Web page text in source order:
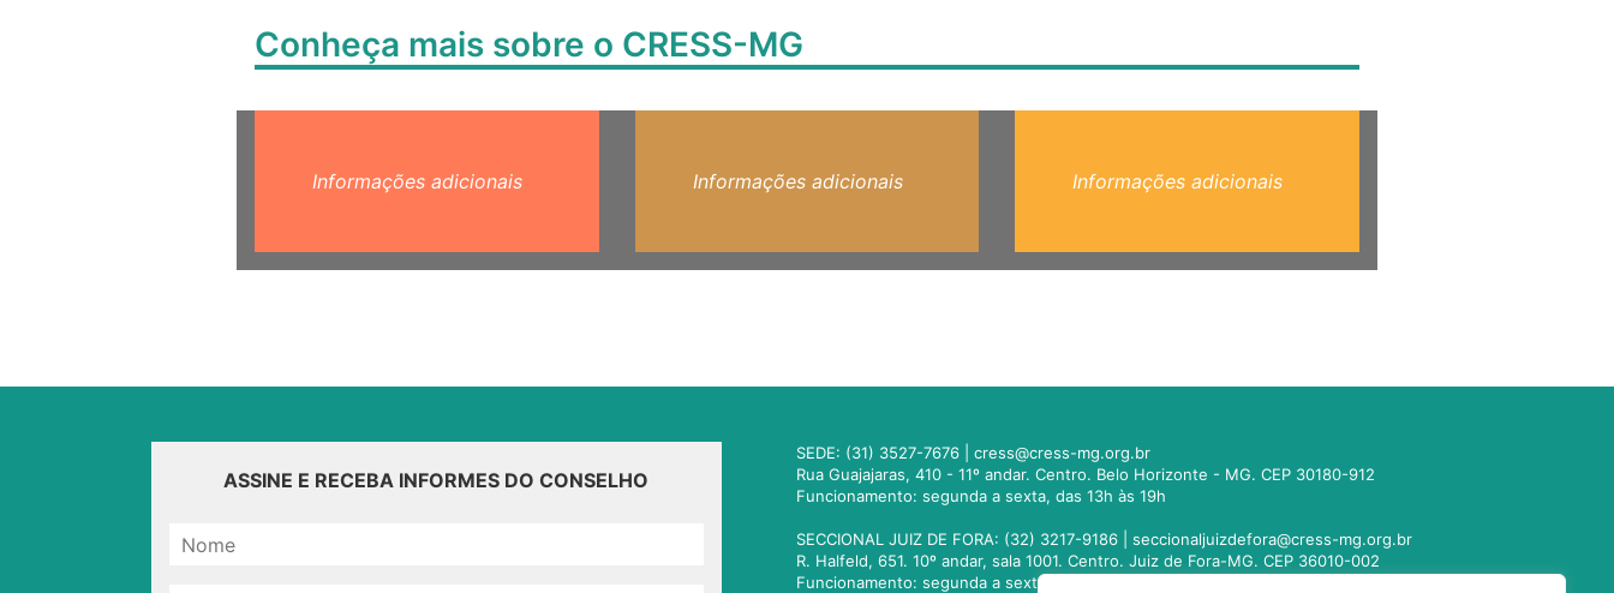
Conheça mais sobre o CRESS-MG
Informações adicionais Informações adicionais Informações adicionais
ASSINE E RECEBA INFORMES DO CONSELHO
SEDE: (31) 3527-7676 |cress@cress-mg.org.br
Rua Guajajaras, 410 - 11º andar. Centro. Belo Horizonte - MG. CEP 30180-912
Funcionamento: segunda a sexta, das 13h às 19h
SECCIONAL JUIZ DE FORA: (32) 3217-9186 |seccionaljuizdefora@cress-mg.org.br
R. Halfeld, 651. 10º andar, sala 1001. Centro. Juiz de Fora-MG. CEP 36010-002
Funcionamento: segunda a sexta, das 13h às 19h